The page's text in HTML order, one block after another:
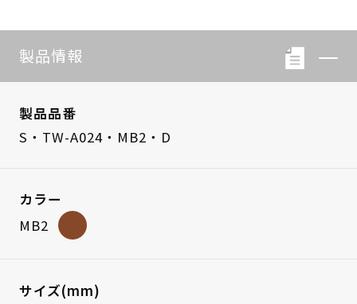
製品情報
製品品番
S・TW-A024・MB2・D
カラー
MB2
サイズ(mm)